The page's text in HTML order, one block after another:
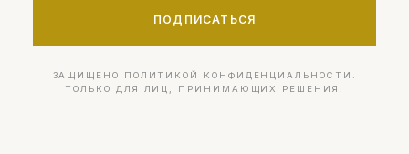
ПОДПИСАТЬСЯ
ЗАЩИЩЕНО ПОЛИТИКОЙ КОНФИДЕНЦИАЛЬНОСТИ.
ТОЛЬКО ДЛЯ ЛИЦ, ПРИНИМАЮЩИХ РЕШЕНИЯ.